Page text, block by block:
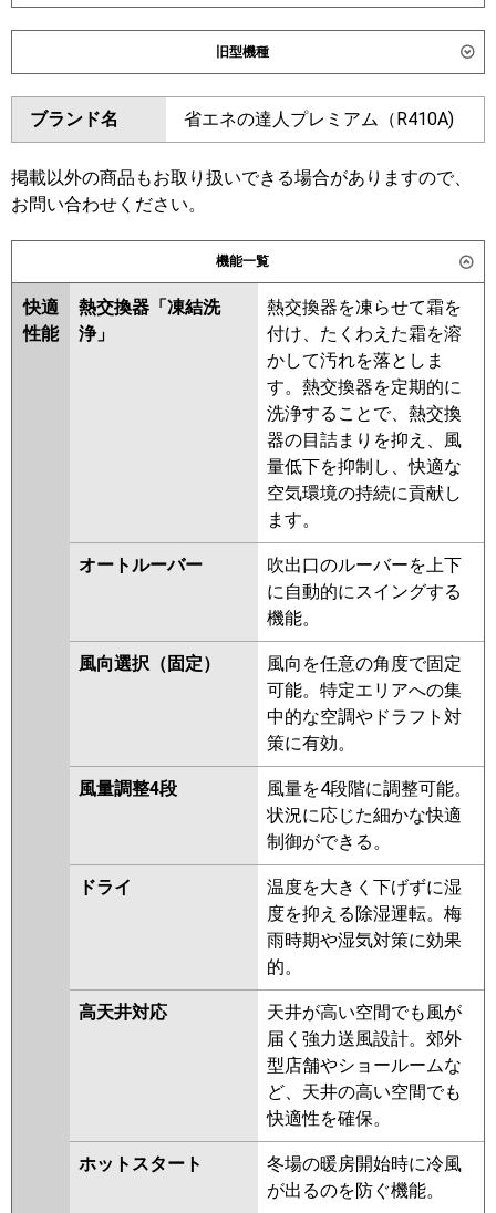
ダイキン
東芝
三菱電機
日立
三菱重工
旧型機種
ダイキン
東芝
三菱電機
パナソニック
ブランド名 省エネの達人プレミアム（R410A)
掲載以外の商品もお取り扱いできる場合がありますので、
お問い合わせください。
機能一覧
快適
性能
熱交換器「凍結洗
浄」
熱交換器を凍らせて霜を
付け、たくわえた霜を溶
かして汚れを落としま
す。熱交換器を定期的に
洗浄することで、熱交換
器の目詰まりを抑え、風
量低下を抑制し、快適な
空気環境の持続に貢献し
ます。
オートルーバー
吹出口のルーバーを上下
に自動的にスイングする
機能。
風向選択（固定）
風向を任意の角度で固定
可能。特定エリアへの集
中的な空調やドラフト対
策に有効。
風量調整4段
風量を4段階に調整可能。
状況に応じた細かな快適
制御ができる。
ドライ
温度を大きく下げずに湿
度を抑える除湿運転。梅
雨時期や湿気対策に効果
的。
高天井対応
天井が高い空間でも風が
届く強力送風設計。郊外
型店舗やショールームな
ど、天井の高い空間でも
快適性を確保。
ホットスタート
冬場の暖房開始時に冷風
が出るのを防ぐ機能。